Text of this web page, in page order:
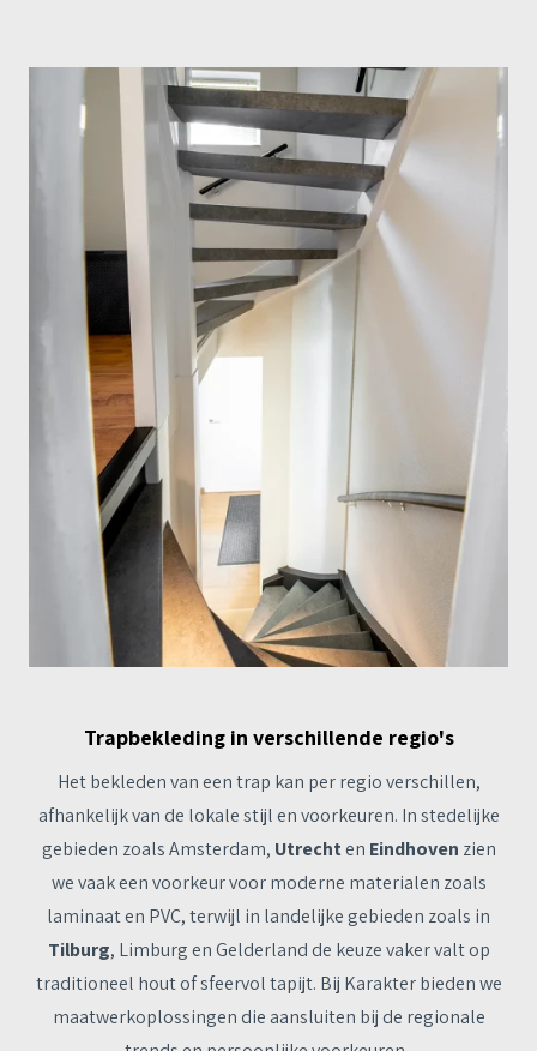
Trapbekleding in verschillende regio's
Het bekleden van een trap kan per regio verschillen,
afhankelijk van de lokale stijl en voorkeuren. In stedelijke
gebieden zoals Amsterdam, Utrechten Eindhoven zien
we vaak een voorkeur voor moderne materialen zoals
laminaat en PVC, terwijl in landelijke gebieden zoals in
Tilburg, Limburg en Gelderland de keuze vaker valt op
traditioneel hout of sfeervol tapijt. Bij Karakter bieden we
maatwerkoplossingen die aansluiten bij de regionale